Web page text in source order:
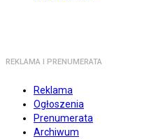
REKLAMA I PRENUMERATA
Reklama
Ogłoszenia
Prenumerata
Archiwum